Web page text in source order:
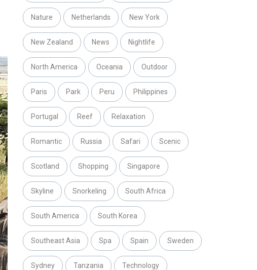
Nature Netherlands New York
New Zealand News Nightlife
North America Oceania Outdoor
Paris Park Peru Philippines
Portugal Reef Relaxation
Romantic Russia Safari Scenic
Scotland Shopping Singapore
Skyline Snorkeling South Africa
South America South Korea
Southeast Asia Spa Spain Sweden
Sydney Tanzania Technology